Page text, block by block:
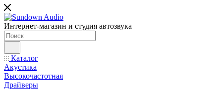
Интернет-магазин и студия автозвука
Каталог
Акустика
Высокочастотная
Драйверы